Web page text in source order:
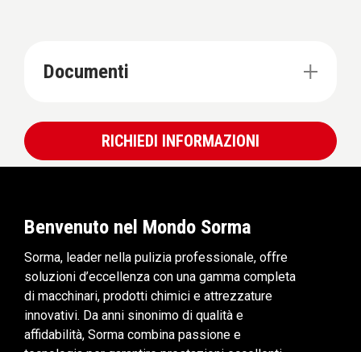
Documenti
RICHIEDI INFORMAZIONI
Benvenuto nel Mondo Sorma
Sorma, leader nella pulizia professionale, offre
soluzioni d’eccellenza con una gamma completa
di macchinari, prodotti chimici e attrezzature
innovativi. Da anni sinonimo di qualità e
affidabilità, Sorma combina passione e